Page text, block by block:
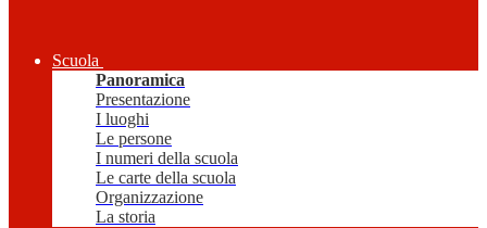
Scuola
Panoramica
Presentazione
I luoghi
Le persone
I numeri della scuola
Le carte della scuola
Organizzazione
La storia